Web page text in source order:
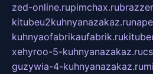
zed-online.rupimchax.ru
kitubeu2kuhnyanazakaz.ru
kuhnyaofabrikaufabrik.ru
xehyroo-5-kuhnyanazakaz.ru
guzywia-4-kuhnyanazakaz.ru